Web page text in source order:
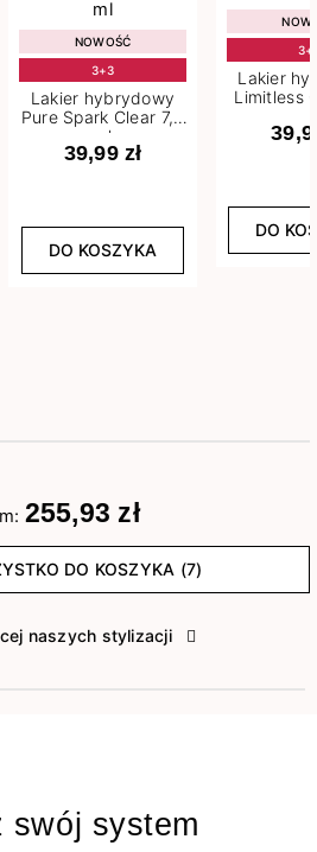
NOWOŚĆ
3+3
Lakier hybrydowy
Pure Spark Clear 7,2
ml
39,99 zł
DO KOSZYKA
Lakier
Limitless
DO
255,93 zł
DO KOSZYKA (7)
naszych stylizacji
swój system